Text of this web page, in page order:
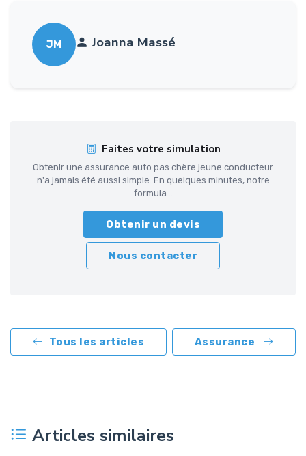
JM Joanna Massé
Faites votre simulation
Obtenir une assurance auto pas chère jeune conducteur
n'a jamais été aussi simple. En quelques minutes, notre
formula...
Obtenir un devis
Nous contacter
Tous les articles Assurance
Articles similaires